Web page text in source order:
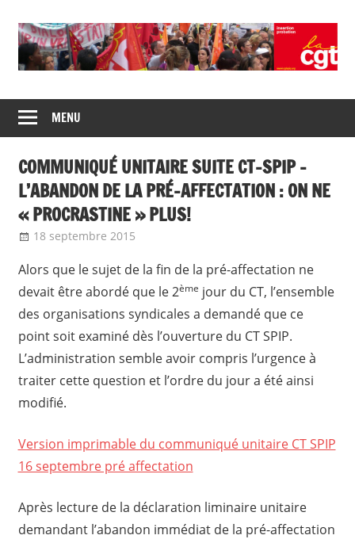
content
CGT
insertion
probation
de
syndicats
CGT
insertion
probation
MENU
COMMUNIQUÉ UNITAIRE SUITE CT-SPIP –
L’ABANDON DE LA PRÉ-AFFECTATION : ON NE
« PROCRASTINE » PLUS!
18 septembre 2015
Alors que le sujet de la fin de la pré-affectation ne
devait être abordé que le 2ème jour du CT, l’ensemble
des organisations syndicales a demandé que ce
point soit examiné dès l’ouverture du CT SPIP.
L’administration semble avoir compris l’urgence à
traiter cette question et l’ordre du jour a été ainsi
modifié.
Version imprimable du communiqué unitaire CT SPIP
16 septembre pré affectation
Après lecture de la déclaration liminaire unitaire
demandant l’abandon immédiat de la pré-affectation